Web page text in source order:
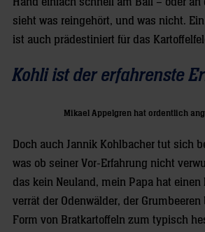
sieht was reingehört, und was nicht.
ist auch prädestiniert für das
Kohli ist der erfahrenste
Mikael Appelgren hat ordentlich
Doch auch Jannik Kohlbacher tut sich
was ob seiner Vor-Erfahrung nicht
das kein Neuland, mein Papa hat einen
verrät der Odenwälder, der
Form von Bratkartoffeln zum typisch